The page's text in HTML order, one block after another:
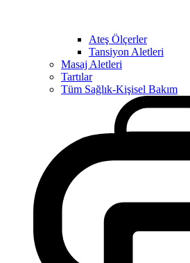
Ateş Ölçerler
Tansiyon Aletleri
Masaj Aletleri
Tartılar
Tüm Sağlık-Kişisel Bakım